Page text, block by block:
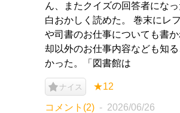
ん、またクイズの回答者にな
白おかしく読めた。 巻末にレ
や司書のお仕事についても書
却以外のお仕事内容なども知
かった。「図書館は
ナイス ★12
コメント(2) 2026/06/26